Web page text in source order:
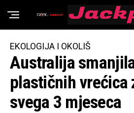
Znanost
EKOLOGIJA I OKOLIŠ
Australija
plastičnih vrećica
svega 3 mjeseca